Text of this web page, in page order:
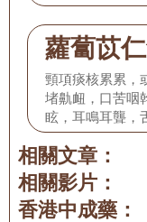
膩，脈弦滑。
蘿蔔苡
頸項痰核累累，
堵鼽衄，口苦咽
眩，耳鳴耳聾，
膩，脈弦滑。
相關文章：
相關影片：
香港中成藥：